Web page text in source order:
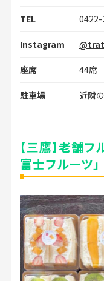
TEL
Instagram
座席 44席
駐車場 近隣
【三鷹】老舗
富士フルーツ」